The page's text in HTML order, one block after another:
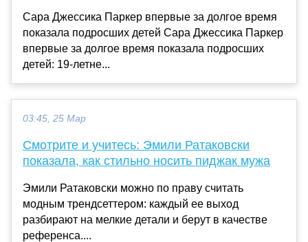
Сара Джессика Паркер впервые за долгое время
показала подросших детей Сара Джессика Паркер
впервые за долгое время показала подросших
детей: 19-летне...
03:45, 25 Мар
Смотрите и учитесь: Эмили Ратаковски
показала, как стильно носить пиджак мужа
Эмили Ратаковски можно по праву считать
модным трендсеттером: каждый ее выход
разбирают на мелкие детали и берут в качестве
референса....